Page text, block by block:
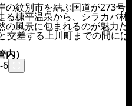
の紋別市を結ぶ国道が273号
る糠平温泉から、シラカバ
の風景に包まれるのが魅力だ
交差する上川町までの間に
）